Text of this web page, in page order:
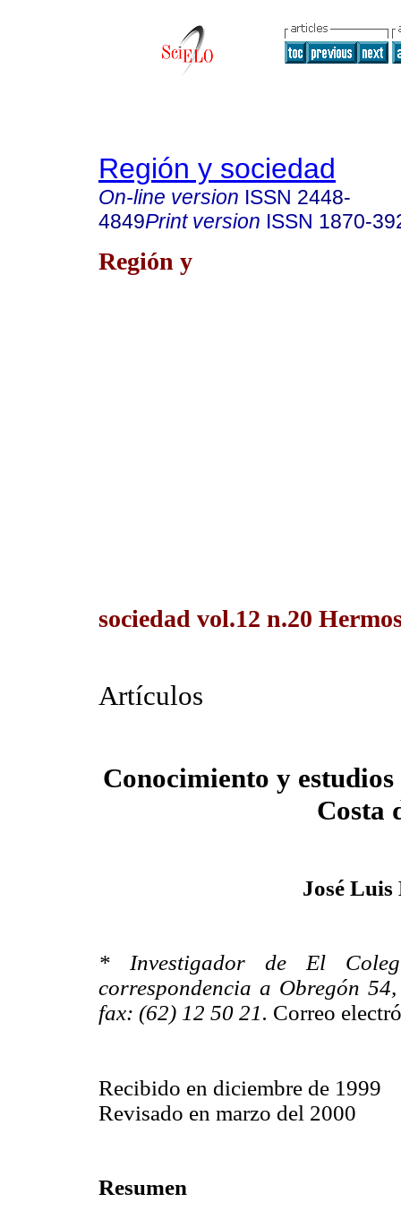
Región y sociedad
On-line version ISSN 2448-
4849Print version ISSN 1870-
Región y
sociedad vol.12 n.20
Artículos
Conocimiento y
Costa
José
* Investigador de El
correspondencia a Obregón
fax: (62) 12 50 21. Correo
Recibido en diciembre de 1999
Revisado en marzo del 2000
Resumen